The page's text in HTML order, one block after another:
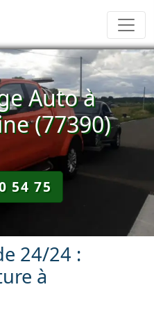
Auto à
(77390)
54 75
24/24 :
à